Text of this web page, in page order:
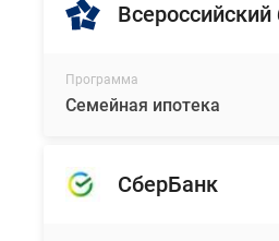
Программа
Семейная ипотека
СберБанк